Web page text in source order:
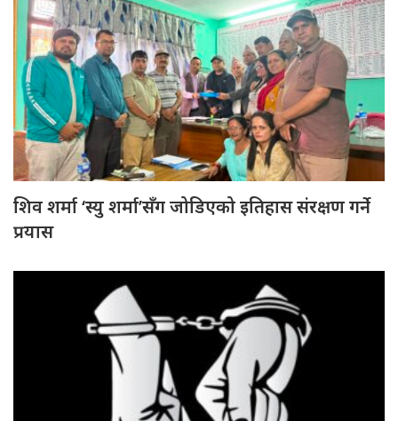
शिव शर्मा ‘स्यु शर्मा’सँग जोडिएको इतिहास संरक्षण गर्ने
प्रयास